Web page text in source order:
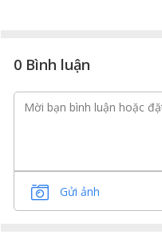
0 Bình luận
Gửi ảnh